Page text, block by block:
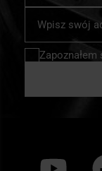
nasz
newsletter:
Zapoznałem